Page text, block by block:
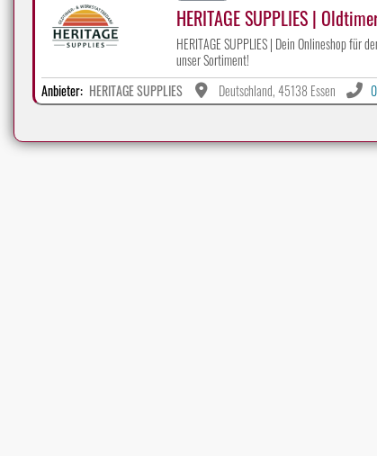
HERITAGE SUPPLIES |
HERITAGE SUPPLIES | Dein Onlineshop
unser Sortiment!
Anbieter: HERITAGE SUPPLIES Deutschland, 45138 Essen